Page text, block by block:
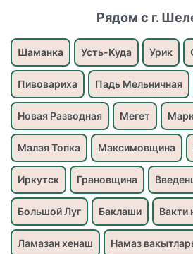
Рядом с г.
Шаманка Усть-Куда Урик
Пивовариха Падь Мельничная
Новая Разводная Мегет
Малая Топка Максимовщина
Иркутск Грановщина
Большой Луг Баклаши Вакти
Ламазан хенаш Намаз